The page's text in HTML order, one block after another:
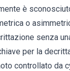
è
o
senza
per la
controllato da